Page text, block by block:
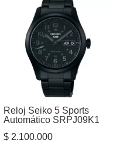
Reloj Seiko 5 Sports
Automático SRPJ09K1
$2.100.000